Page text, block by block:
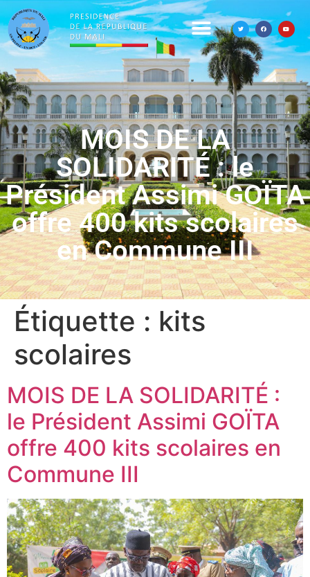
MOIS DE LA
SOLIDARITÉ : le
Président Assimi GOÏTA
offre 400 kits scolaires
en Commune III
Étiquette : kits
scolaires
MOIS DE LA SOLIDARITÉ :
le Président Assimi GOÏTA
offre 400 kits scolaires en
Commune III